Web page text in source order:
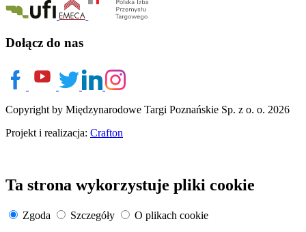
Dołącz do nas
Copyright by Międzynarodowe Targi Poznańskie Sp. z o. o. 2026
Projekt i realizacja: Crafton
Ta strona wykorzystuje pliki cookie
Zgoda Szczegóły
O plikach cookie